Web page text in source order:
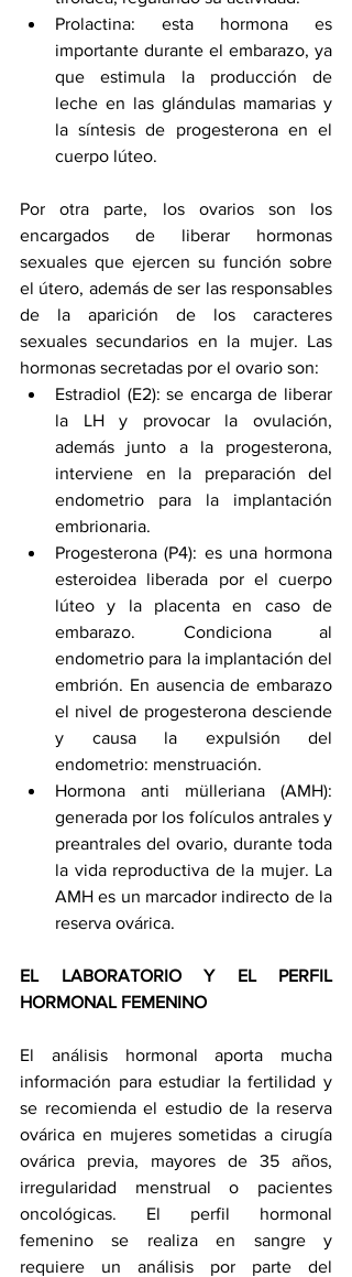
Prolactina: esta hormona es
importante durante el embarazo, ya
que estimula la producción de
leche en las glándulas mamarias y
la síntesis de progesterona en el
cuerpo lúteo.
Por otra parte, los ovarios son los
encargados de liberar hormonas
sexuales que ejercen su función sobre
el útero, además de ser las responsables
de la aparición de los caracteres
sexuales secundarios en la mujer. Las
hormonas secretadas por el ovario son:
Estradiol (E2): se encarga de liberar
la LH y provocar la ovulación,
además junto a la progesterona,
interviene en la preparación del
endometrio para la implantación
embrionaria.
Progesterona (P4): es una hormona
esteroidea liberada por el cuerpo
lúteo y la placenta en caso de
embarazo. Condiciona al
endometrio para la implantación del
embrión. En ausencia de embarazo
el nivel de progesterona desciende
y causa la expulsión del
endometrio: menstruación.
Hormona anti mülleriana (AMH):
generada por los folículos antrales y
preantrales del ovario, durante toda
la vida reproductiva de la mujer. La
AMH es un marcador indirecto de la
reserva ovárica.
EL LABORATORIO Y EL PERFIL
HORMONAL FEMENINO
El análisis hormonal aporta mucha
información para estudiar la fertilidad y
se recomienda el estudio de la reserva
ovárica en mujeres sometidas a cirugía
ovárica previa, mayores de 35 años,
irregularidad menstrual o pacientes
oncológicas. El perfil hormonal
femenino se realiza en sangre y
requiere un análisis por parte del